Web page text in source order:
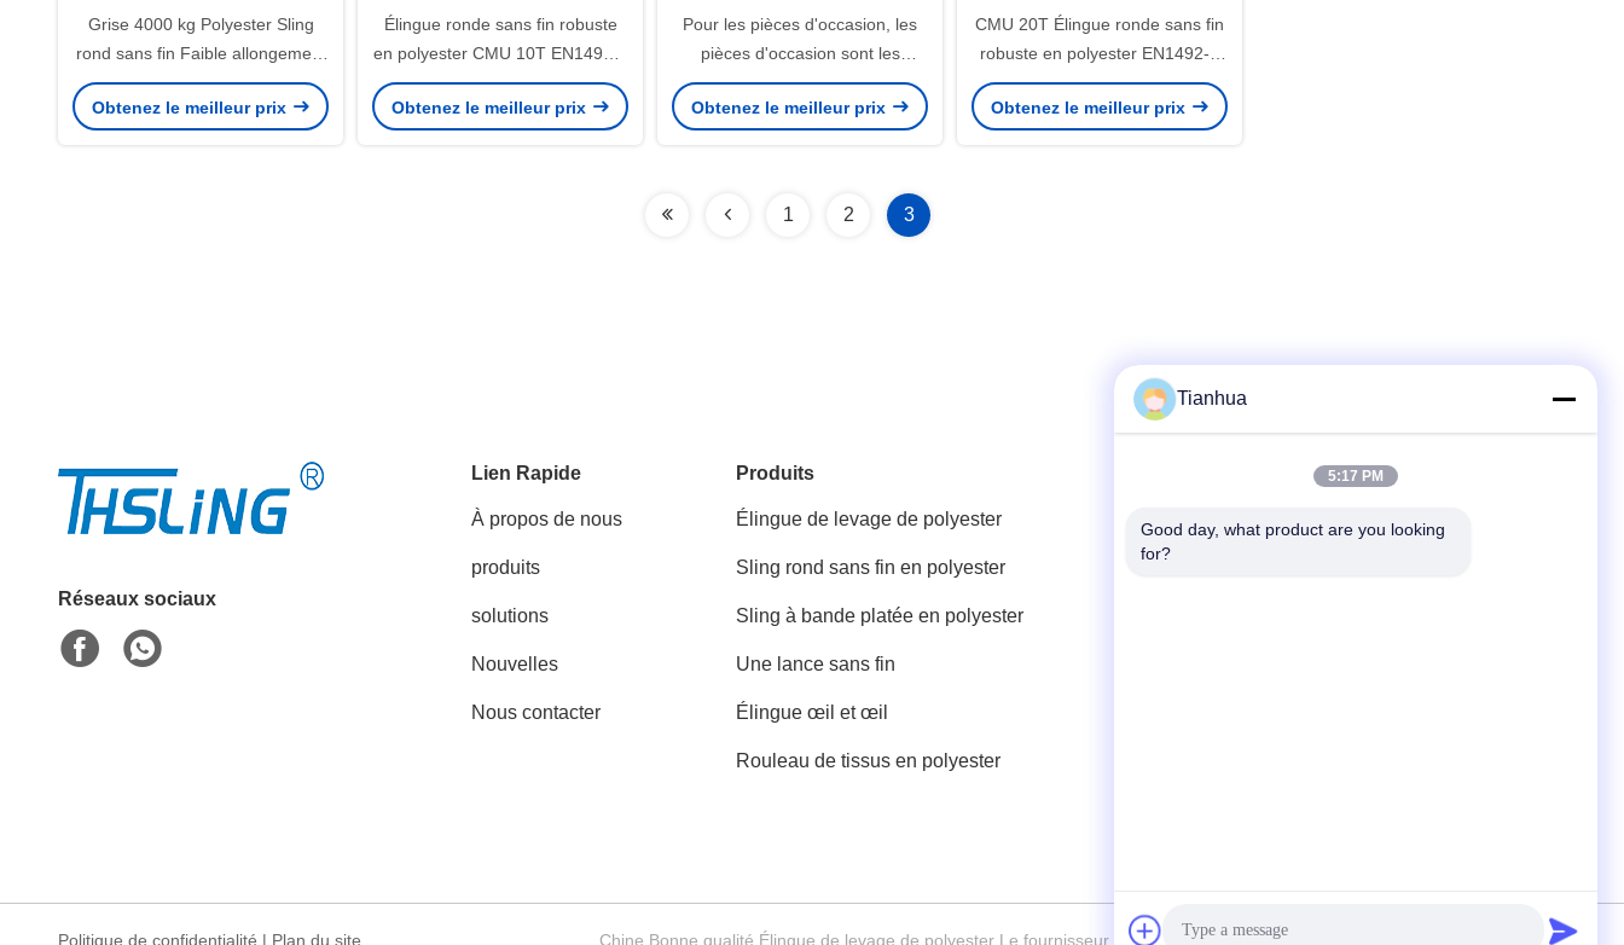
Grise 4000 kg Polyester Sling
rond sans fin Faible allongement
Pour barges
Obtenez le meilleur prix
Élingue ronde sans fin robuste
en polyester CMU 10T EN1492-2
Souple ORANGE
Obtenez le meilleur prix
Pour les pièces d'occasion, les
pièces d'occasion sont les
suivantes:
Obtenez le meilleur prix
CMU 20T Élingue ronde sans fin
robuste en polyester EN1492-2
Souple ORANGE
Obtenez le meilleur prix
1 2 3
Réseaux sociaux
Lien Rapide
À propos de nous
produits
solutions
Nouvelles
Nous contacter
Produits
Élingue de levage de polyester
Sling rond sans fin en polyester
Sling à bande platée en polyester
Une lance sans fin
Élingue œil et œil
Rouleau de tissus en polyester
Télégramme
Politique de confidentialité | Plan du site Chine Bonne qualité Élingue de levage de polyester Le fournisseur. 2018-2026 江苏天华索具有限公司 Tous les droits réservés.
Tianhua
5:17 PM
Good day, what product are you looking
for?